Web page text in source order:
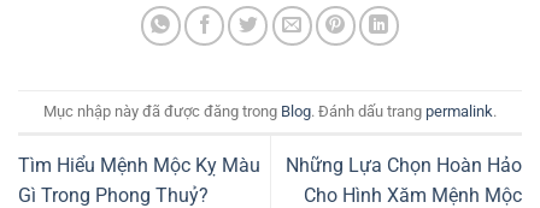
Mục nhập này đã được đăng trong Blog. Đánh dấu trang permalink.
Tìm Hiểu Mệnh Mộc Kỵ Màu
Gì Trong Phong Thuỷ?
Những Lựa Chọn Hoàn Hảo
Cho Hình Xăm Mệnh Mộc